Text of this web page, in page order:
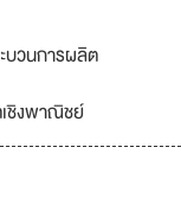
บวนการผลิต
ชิงพาณิชย์